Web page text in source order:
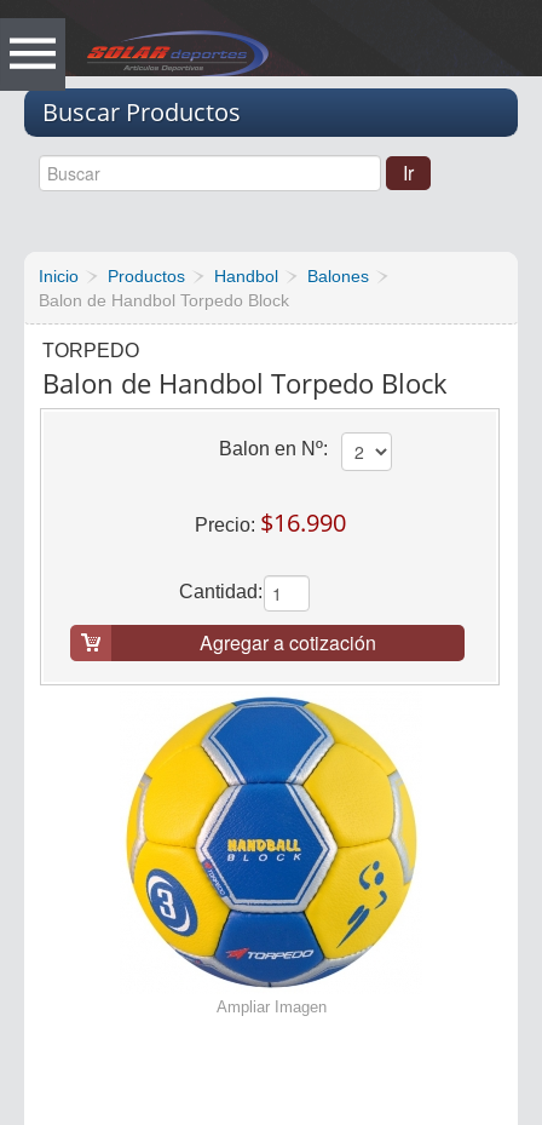
Buscar Productos
Inicio Productos Handbol
Balones
Balon de Handbol Torpedo Block
TORPEDO
Balon de Handbol Torpedo Block
Balon en Nº:
Precio: $16.990
Cantidad:
Agregar a cotización
Ampliar Imagen